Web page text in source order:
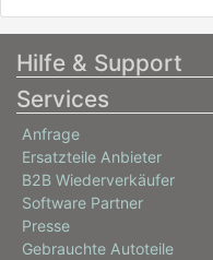
Hilfe & Support
Services
Anfrage
Ersatzteile Anbieter
B2B Wiederverkäufer
Software Partner
Presse
Gebrauchte Autoteile